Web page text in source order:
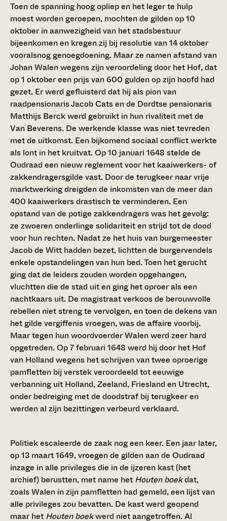
Toen de spanning hoog opliep en het leger te hulp
moest worden geroepen, mochten de gilden op 10
oktober in aanwezigheid van het stadsbestuur
bijeenkomen en kregen zij bij resolutie van 14 oktober
vooralsnog genoegdoening. Maar ze namen afstand van
Johan Walen wegens zijn veroordeling door het Hof, dat
op 1 oktober een prijs van 600 gulden op zijn hoofd had
gezet. Er werd gefluisterd dat hij als pion van
raadpensionaris Jacob Cats en de Dordtse pensionaris
Matthijs Berck werd gebruikt in hun rivaliteit met de
Van Beverens. De werkende klasse was niet tevreden
met de uitkomst. Een bijkomend sociaal conflict werkte
als lont in het kruitvat. Op 10 januari 1648 stelde de
Oudraad een nieuw reglement voor het kaaiwerkers- of
zakkendragersgilde vast. Door de terugkeer naar vrije
marktwerking dreigden de inkomsten van de meer dan
400 kaaiwerkers drastisch te verminderen. Een
opstand van de potige zakkendragers was het gevolg:
ze zwoeren onderlinge solidariteit en strijd tot de dood
voor hun rechten. Nadat ze het huis van burgemeester
Jacob de Witt hadden bezet, lichtten de burgervendels
enkele opstandelingen van hun bed. Toen het gerucht
ging dat de leiders zouden worden opgehangen,
vluchtten die de stad uit en ging het oproer als een
nachtkaars uit. De magistraat verkoos de berouwvolle
rebellen niet streng te vervolgen, en toen de dekens van
het gilde vergiffenis vroegen, was de affaire voorbij.
Maar tegen hun woordvoerder Walen werd zeer hard
opgetreden. Op 7 februari 1648 werd hij door het Hof
van Holland wegens het schrijven van twee oproerige
pamfletten bij verstek veroordeeld tot eeuwige
verbanning uit Holland, Zeeland, Friesland en Utrecht,
onder bedreiging met de doodstraf bij terugkeer en
werden al zijn bezittingen verbeurd verklaard.
Politiek escaleerde de zaak nog een keer. Een jaar later,
op 13 maart 1649, vroegen de gilden aan de Oudraad
inzage in alle privileges die in de ijzeren kast (het
archief) berustten, met name het Houten boekdat,
zoals Walen in zijn pamfletten had gemeld, een lijst van
alle privileges zou bevatten. De kast werd geopend
maar het Houten boekwerd niet aangetroffen. Al